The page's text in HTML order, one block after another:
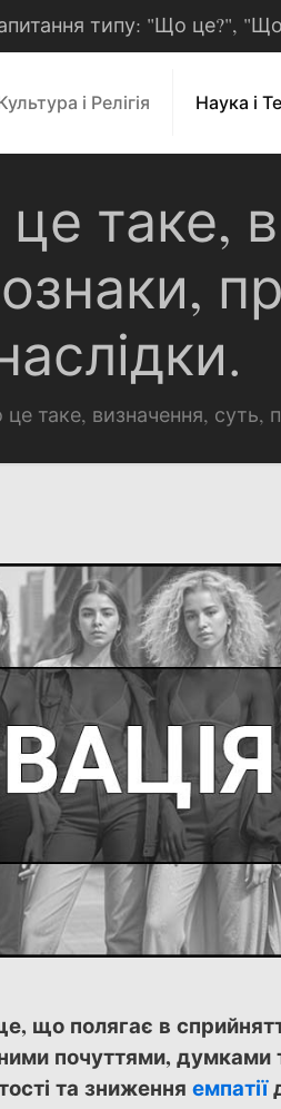
запитання типу: "Що це?",
і Релігія Наука і
таке,
це таке, визначення,
що полягає в
почуттями,
та зниження емпатії